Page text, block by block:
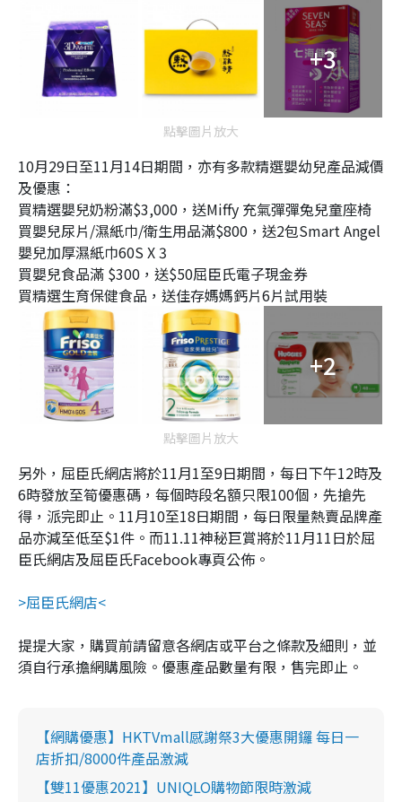
+3
點擊圖片放大
10月29日至11月14日期間，亦有多款精選嬰幼兒產品減價
及優惠：
買精選嬰兒奶粉滿$3,000，送Miffy 充氣彈彈兔兒童座椅
買嬰兒尿片/濕紙巾/衛生用品滿$800，送2包Smart Angel
嬰兒加厚濕紙巾60S X 3
買嬰兒食品滿 $300，送$50屈臣氏電子現金券
買精選生育保健食品，送佳存媽媽鈣片6片試用裝
+2
點擊圖片放大
另外，屈臣氏網店將於11月1至9日期間，每日下午12時及
6時發放至筍優惠碼，每個時段名額只限100個，先搶先
得，派完即止。11月10至18日期間，每日限量熱賣品牌產
品亦減至低至$1件。而11.11神秘巨賞將於11月11日於屈
臣氏網店及屈臣氏Facebook專頁公佈。
>屈臣氏網店<
提提大家，購買前請留意各網店或平台之條款及細則，並
須自行承擔網購風險。優惠產品數量有限，售完即止。
【網購優惠】HKTVmall感謝祭3大優惠開鑼 每日一
店折扣/8000件產品激減
【雙11優惠2021】UNIQLO購物節限時激減